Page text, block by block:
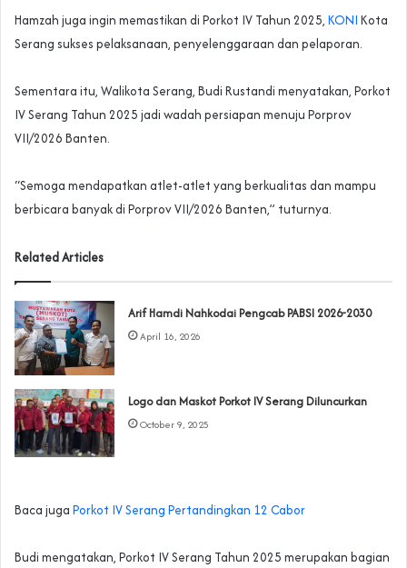
‎Hamzah juga ingin memastikan di Porkot IV Tahun 2025, KONI Kota
Serang sukses pelaksanaan, penyelenggaraan dan pelaporan.
‎Sementara itu, Walikota Serang, Budi Rustandi menyatakan, Porkot
IV Serang Tahun 2025 jadi wadah persiapan menuju Porprov
VII/2026 Banten.
‎“Semoga mendapatkan atlet-atlet yang berkualitas dan mampu
berbicara banyak di Porprov VII/2026 Banten,” tuturnya.
Related Articles
Arif Hamdi Nahkodai Pengcab PABSI 2026-2030
April 16, 2026
Logo dan Maskot Porkot IV Serang Diluncurkan
October 9, 2025
Baca juga Porkot IV Serang Pertandingkan 12 Cabor
‎Budi mengatakan, Porkot IV Serang Tahun 2025 merupakan bagian